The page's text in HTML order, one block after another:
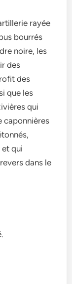
rayée
bourrés
noire, les
des
des
que les
qui
caponnières
qui
dans le